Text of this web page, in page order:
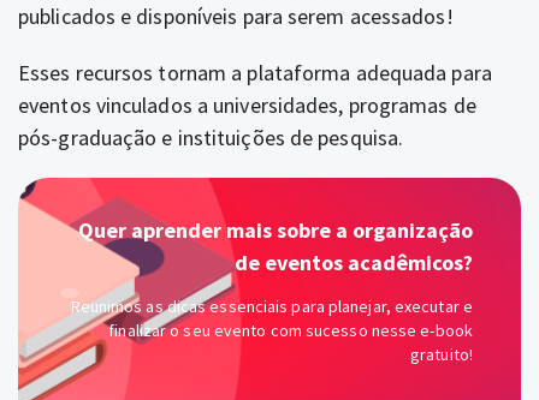
publicados e disponíveis para serem acessados!
Esses recursos tornam a plataforma adequada para
eventos vinculados a universidades, programas de
pós-graduação e instituições de pesquisa.
Quer aprender mais sobre a organização
de eventos acadêmicos?
Reunimos as dicas essenciais para planejar, executar e
finalizar o seu evento com sucesso nesse e-book
gratuito!